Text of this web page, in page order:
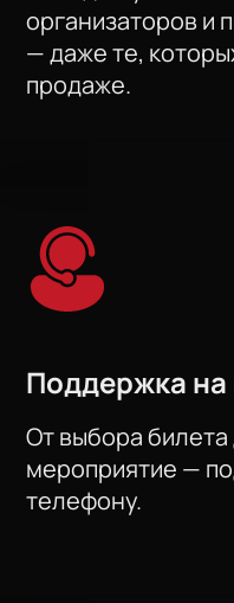
организаторов и
— даже те,
продаже.
Поддержка
От выбора билета
мероприятие —
телефону.